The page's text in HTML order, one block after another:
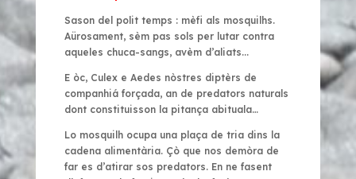
Sason del polit temps : mèfi als mosquilhs.
Aürosament, sèm pas sols per lutar contra
aqueles chuca-sangs, avèm d’aliats...
E òc, Culexe Aedes nòstres diptèrs de
companhiá forçada, an de predators naturals
dont constituisson la pitança abituala…
Lo mosquilh ocupa una plaça de tria dins la
cadena alimentària. Çò que nos demòra de
far es d’atirar sos predators. En ne fasent